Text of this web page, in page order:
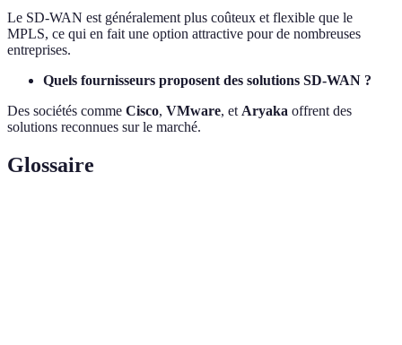
Le SD-WAN est généralement plus coûteux et flexible que le
MPLS, ce qui en fait une option attractive pour de nombreuses
entreprises.
Quels fournisseurs proposent des solutions SD-WAN ?
Des sociétés comme Cisco, VMware, et Aryaka offrent des
solutions reconnues sur le marché.
Glossaire